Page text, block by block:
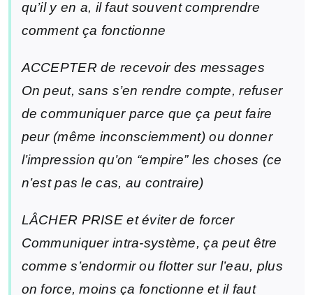
qu’il y en a, il faut souvent comprendre
comment ça fonctionne
ACCEPTER de recevoir des messages
On peut, sans s’en rendre compte, refuser
de communiquer parce que ça peut faire
peur (même inconsciemment) ou donner
l’impression qu’on “empire” les choses (ce
n’est pas le cas, au contraire)
LÂCHER PRISE et éviter de forcer
Communiquer intra-système, ça peut être
comme s’endormir ou flotter sur l’eau, plus
on force, moins ça fonctionne et il faut